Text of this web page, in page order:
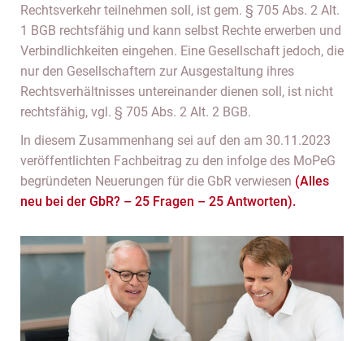
Rechtsverkehr teilnehmen soll, ist gem. § 705 Abs. 2 Alt.
1 BGB rechtsfähig und kann selbst Rechte erwerben und
Verbindlichkeiten eingehen. Eine Gesellschaft jedoch, die
nur den Gesellschaftern zur Ausgestaltung ihres
Rechtsverhältnisses untereinander dienen soll, ist nicht
rechtsfähig, vgl. § 705 Abs. 2 Alt. 2 BGB.
In diesem Zusammenhang sei auf den am 30.11.2023
veröffentlichten Fachbeitrag zu den infolge des MoPeG
begründeten Neuerungen für die GbR verwiesen (Alles
neu bei der GbR? – 25 Fragen – 25 Antworten).